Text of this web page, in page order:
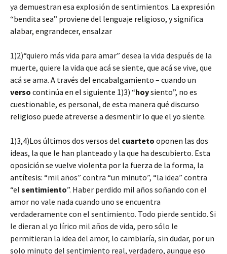
ya demuestran esa explosión de sentimientos. La expresión
“bendita sea” proviene del lenguaje religioso, y significa
alabar, engrandecer, ensalzar
1)2)“quiero más vida para amar” desea la vida después de la
muerte, quiere la vida que acá se siente, que acá se vive, que
acá se ama. A través del encabalgamiento – cuando un
verso continúa en el siguiente 1)3) “hoysiento”, no es
cuestionable, es personal, de esta manera qué discurso
religioso puede atreverse a desmentir lo que el yo siente.
1)3,4)Los últimos dos versos del cuarteto oponen las dos
ideas, la que le han planteado y la que ha descubierto. Esta
oposición se vuelve violenta por la fuerza de la forma, la
antítesis: “mil años” contra “un minuto”, “la idea” contra
“el sentimiento”. Haber perdido mil años soñando con el
amor no vale nada cuando uno se encuentra
verdaderamente con el sentimiento. Todo pierde sentido. Si
le dieran al yo lírico mil años de vida, pero sólo le
permitieran la idea del amor, lo cambiaría, sin dudar, por un
solo minuto del sentimiento real, verdadero, aunque eso